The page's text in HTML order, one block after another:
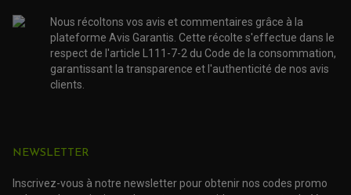
TRANSMISSION
AMORTISSEUR DE COUPLE
EMBRAYAGE MOTO
KIT CHAÎNE MOTO
Nous récoltons vos avis et commentaires grâce à la
plateforme Avis Garantis. Cette récolte s'effectue dans le
respect de l'article L111-7-2 du Code de la consommation,
garantissant la transparence et l'authenticité de nos avis
clients.
NEWSLETTER
Inscrivez-vous à notre newsletter pour obtenir nos codes promo